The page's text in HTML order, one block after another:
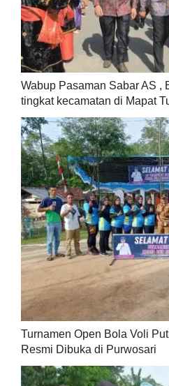
Wabup Pasaman Sabar AS ,
tingkat kecamatan di Mapat
Turnamen Open Bola Voli
Resmi Dibuka di Purwosari